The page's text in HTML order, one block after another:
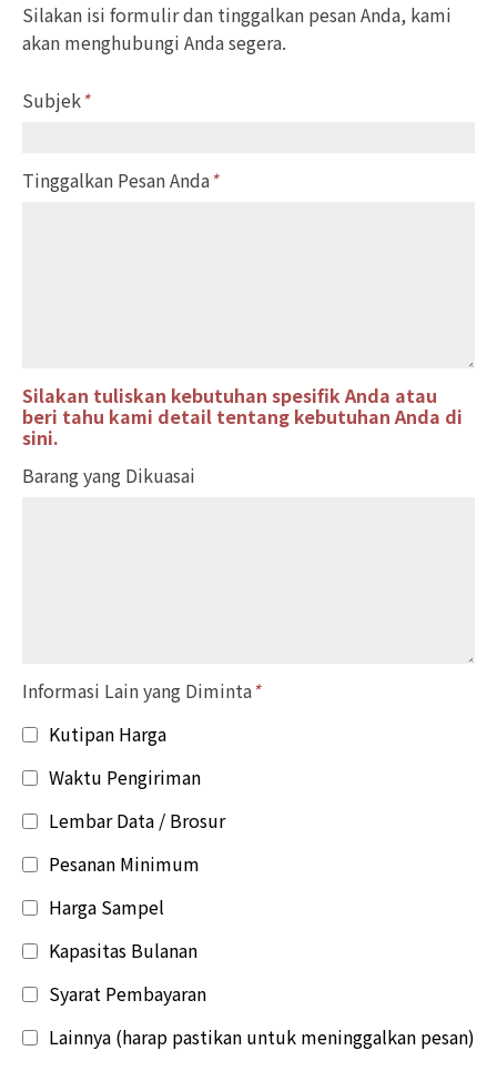
Silakan isi formulir dan tinggalkan pesan Anda, kami
akan menghubungi Anda segera.
Subjek*
Tinggalkan Pesan Anda*
Silakan tuliskan kebutuhan spesifik Anda atau
beri tahu kami detail tentang kebutuhan Anda di
sini.
Barang yang Dikuasai
Informasi Lain yang Diminta*
Kutipan Harga
Waktu Pengiriman
Lembar Data / Brosur
Pesanan Minimum
Harga Sampel
Kapasitas Bulanan
Syarat Pembayaran
Lainnya (harap pastikan untuk meninggalkan pesan)